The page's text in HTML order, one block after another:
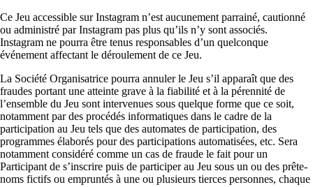
Ce Jeu accessible sur Instagram n’est aucunement parrainé, cautionné
ou administré par Instagram pas plus qu’ils n’y sont associés.
Instagram ne pourra être tenus responsables d’un quelconque
événement affectant le déroulement de ce Jeu.
La Société Organisatrice pourra annuler le Jeu s’il apparaît que des
fraudes portant une atteinte grave à la fiabilité et à la pérennité de
l’ensemble du Jeu sont intervenues sous quelque forme que ce soit,
notamment par des procédés informatiques dans le cadre de la
participation au Jeu tels que des automates de participation, des
programmes élaborés pour des participations automatisées, etc. Sera
notamment considéré comme un cas de fraude le fait pour un
Participant de s’inscrire puis de participer au Jeu sous un ou des prête-
noms fictifs ou empruntés à une ou plusieurs tierces personnes, chaque